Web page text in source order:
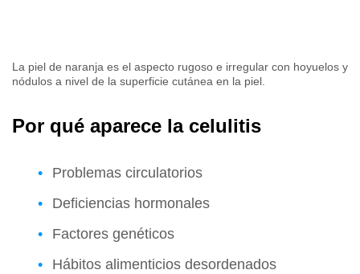
La piel de naranja es el aspecto rugoso e irregular con hoyuelos y
nódulos a nivel de la superficie cutánea en la piel.
Por qué aparece la celulitis
Problemas circulatorios
Deficiencias hormonales
Factores genéticos
Hábitos alimenticios desordenados